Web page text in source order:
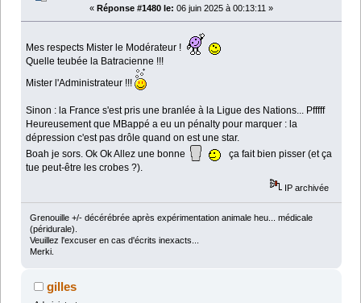
« Réponse #1480 le: 06 juin 2025 à 00:13:11 »
Mes respects Mister le Modérateur !
Quelle teubée la Batracienne !!!
Mister l'Administrateur !!!
Sinon : la France s'est pris une branlée à la Ligue des Nations... Pfffff
Heureusement que MBappé a eu un pénalty pour marquer : la
dépression c'est pas drôle quand on est une star.
Boah je sors. Ok Ok Allez une bonne
ça fait bien pisser (et ça
tue peut-être les crobes ?).
IP archivée
Grenouille +/- décérébrée après expérimentation animale heu... médicale
(péridurale).
Veuillez l'excuser en cas d'écrits inexacts...
Merki.
gilles